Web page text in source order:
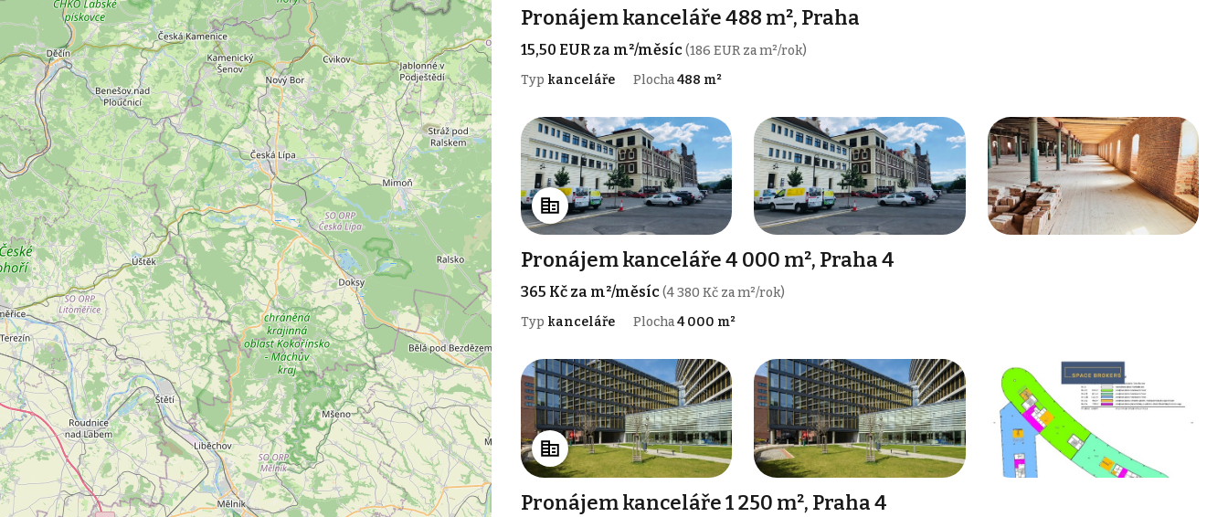
Pronájem kanceláře 488 m², Praha
15,50 EUR za m²/měsíc(186 EUR za m²/rok)
Typ kanceláře Plocha488 m²
Pronájem kanceláře 4 000 m², Praha 4
365 Kč za m²/měsíc(4 380 Kč za m²/rok)
Typ kanceláře Plocha4 000 m²
Pronájem kanceláře 1 250 m², Praha 4